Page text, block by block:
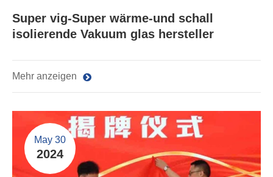
Super vig-Super wärme-und schall
isolierende Vakuum glas hersteller
Mehr anzeigen
May 30
2024